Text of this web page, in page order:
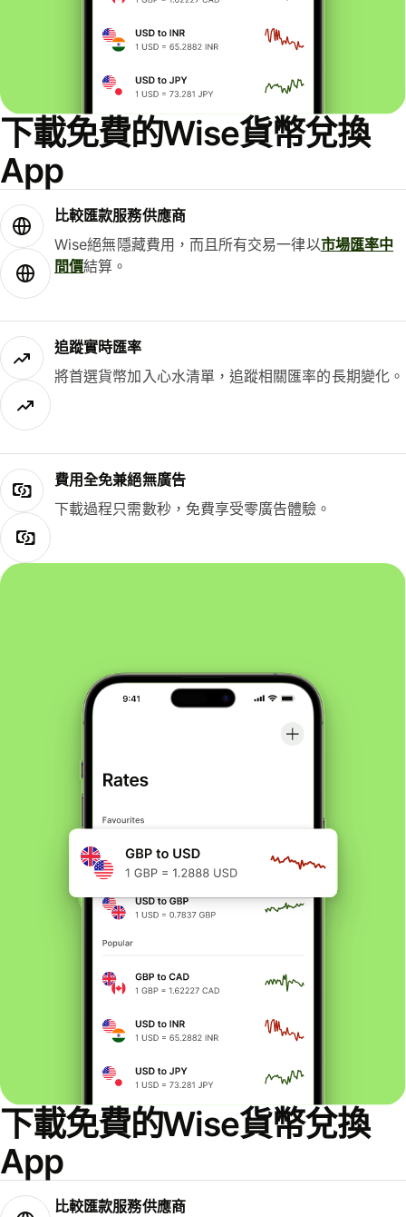
下載免費的Wise貨幣兌換
App
比較匯款服務供應商
Wise絕無隱藏費用，而且所有交易一律以市場匯率中
間價結算。
追蹤實時匯率
將首選貨幣加入心水清單，追蹤相關匯率的長期變化。
費用全免兼絕無廣告
下載過程只需數秒，免費享受零廣告體驗。
下載免費的Wise貨幣兌換
App
比較匯款服務供應商